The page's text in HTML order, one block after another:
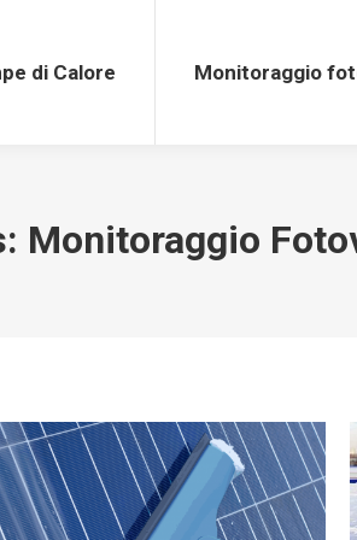
di Calore Monitoraggio
Monitoraggio